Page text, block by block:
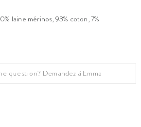
laine mérinos, 93% coton, 7%
question? Demandez à Emma